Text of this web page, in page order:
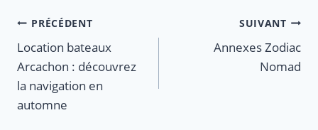
Navigation
de
l’article
PRÉCÉDENT
Location bateaux
Arcachon : découvrez
la navigation en
automne
SUIVANT
Annexes Zodiac
Nomad